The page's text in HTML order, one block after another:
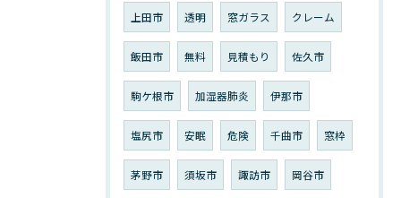
上田市 透明 窓ガラス クレーム
飯田市 無料 見積もり 佐久市
駒ケ根市 加湿器肺炎 伊那市
塩尻市 安眠 危険 千曲市 窓枠
茅野市 須坂市 諏訪市 岡谷市